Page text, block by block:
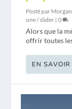
Posté par
une / slider |0
Alors que la
offrir toutes
EN